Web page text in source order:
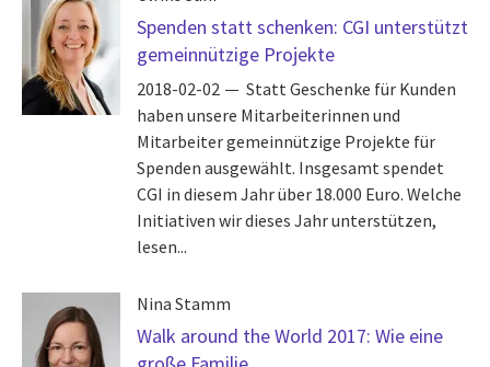
Spenden statt schenken: CGI unterstützt
gemeinnützige Projekte
2018-02-02
Statt Geschenke für Kunden
haben unsere Mitarbeiterinnen und
Mitarbeiter gemeinnützige Projekte für
Spenden ausgewählt. Insgesamt spendet
CGI in diesem Jahr über 18.000 Euro. Welche
Initiativen wir dieses Jahr unterstützen,
lesen...
Nina Stamm
Walk around the World 2017: Wie eine